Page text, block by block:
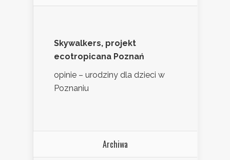
Skywalkers, projekt
ecotropicana Poznań
opinie – urodziny dla dzieci w
Poznaniu
Archiwa